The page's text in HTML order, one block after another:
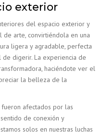
exterior
del espacio exterior y
de arte, convirtiéndola en una
ligera y agradable, perfecta
digerir. La experiencia de
haciéndote ver el
la belleza de la
afectados por las
de conexión y
solos en nuestras luchas